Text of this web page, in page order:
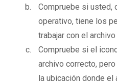
Compruebe si usted,
operativo, tiene los
trabajar con el
Compruebe si el
archivo correcto,
la ubicación donde